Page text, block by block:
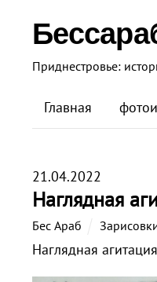
Приднестровье:
Главная
21.04.2022
Наглядная
Бес Араб
Наглядная